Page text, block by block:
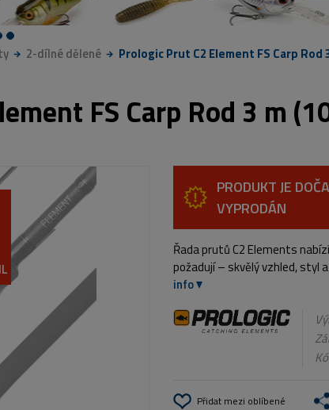
2-dílné dělené
Prologic Prut C2 Element FS Carp Rod
FS Carp Rod 3 m
PRODUKT JE
VYPRODÁN
Řada prutů C2 Elements
požadují – skvělý vzhled, styl
info
Přidat mezi oblíbené